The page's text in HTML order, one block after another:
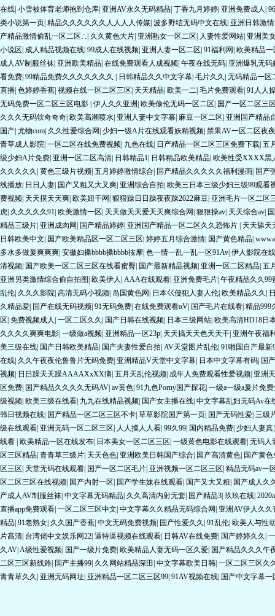
类小说第一页|精品久久久久久久人人人人传媒|波多野结无码中文在线|亚洲日韩激
产精品激情偷乱一区二区∴| 久久黄色大片 |亚洲熟女一区二区|人妻性爱网站|亚洲美
小说区|成人精品视频在线| 99成人在线视频|亚洲人妻一区二区 | 91福利网|欧美精品
成人AV制服丝袜|亚洲欧美精品| 在线免费观看人成视频 |午夜在线无码|亚洲爆乳无码
看免费|99精品免费久久久久久久久| 日韩精品久久中文字幕|毛片久久| 无码精品一区
直播 |色婷婷香蕉 |视频在线一区二区三区|天天精品|欧美一二|毛片免费观看|91人人
无码免费一区二区三区电影
伊人久久亚洲| 欧美偷伦无码一区二区|国产一区二区三
久久久无码软奇奇奇|欧美高潮喷水 亚洲人妻中文字幕|麻豆一区二区|亚洲国产精品
国产 |尤物com|久久性爱综合网|少妇一级A片在线观看妖精视频|禁果AV一区二区夜
青草成人影院 | 一区二区在线免费视频 九色在线|日产精品一区二区三区免费下载|五
级少妇A片免费
亚洲一区二区高清|日韩精品1|日韩精品欧美精品|欧美性受XXXX黑
久久久久久|黄色三级片视频|五月婷婷激情综合|国产精品久久久久久福利漫画|国产
线播放 |日日人妻 |国产又粗又大又爽|亚洲综合自拍|欧美三日本三级少妇三级99观看
费视频| 天天摸天天爽|欧美妞干网 |狠狠躁日日躁夜夜躁2022麻豆|亚洲毛片一区二区
虎|久久久久久91 |欧美激情一区|天天做天天爱天天爽综合网|狠狠操av|天天综合av|
精品三级片| 亚洲成肉网|国产精品婷婷|亚洲国产精品一区二区久久恐怖片|天天舔天
日韩欧美中文|国产欧美精品区一区二区三区|婷婷五月综合激情| 国产黄色精品|
多水多做爰爽爽爽|安徽妇搡bbbb搡bbbb按摩| 色一情一乱一乱一区91Av|伊人影院在
清视频 |国产欧美一区二区三区在线看蜜臀|国产最新精品视频 亚洲一区二区精品|五
亚洲另类激情综合偷自拍图|欧美伊人|AAA在线观看|亚洲免费毛片
午夜精品久久
乱伦 |久久久影院| 高清无码小视频|岛国黄色网|日本巜侵犯人妻人伦 |欧美精品久久|
久精品爱| 国产在线无码视频|91无码免费|在线免费观看αV| 国产毛片在线看|精品999
区 |免费视频成人|一区二区久久 |国产日韩在线视频|日本三级网站| 欧美高清HD18日
久久久久爽爽电影
一级做a视频 | 亚洲精品一区23p|天天搞天天色天天干|亚洲午夜福
美三级在线|国产日韩欧美精品|国产夫妻性爱自拍| AV天堂图片乱伦| 91啪国自产最
在线|久久午夜夜伦鲁鲁片无码免费|亚洲精品V天堂中文字幕 |日本中文字幕有码|国
视频| 日日躁天天躁AAAAXxXX痛| 五月天乱伦视频|成年人免费观看性爱视频|亚洲
区免费| 国产精品久久久久无码AV|av黄色|91九色Porny国产探花|一级a一级a爰片免
级视频| 欧美三级在线看 |九九在线精品视频|国产女主播在线|中文字幕乱妇无码Av在
韩日视频在线|国产精品一区二区三区不卡|草草影院国产第一页|国产无码性爱| 三级
级在线观看|亚洲无码一区二区三区|人人摸人人看|99久99|国内精品免费|少妇人妻
线看|欧美精品一区在线发布|日本美女一区二区三区|一级黄色电影在线观看|无码人
区三区精品|青青草三级片|天天色色|亚洲欧美日韩国产综合|国产高清黄色|国产黄色
区三区|天堂无码在线观看| 国产一区二区毛片|亚洲视频一区二区三区|精品无码av一
区二区三区在线视频|国产内射一区|国产学生妹在线观看 国产又大又粗|国产成人久
产成人AV制服丝袜|中文字幕无码精品|久久高清内射无套 |国产精品3 |玖玖在线|
直播app免费观看|一区二区三区中文|中文字幕久久精品无码综合网|亚洲AV伊人久久
精品
91老熟女|久久国产香蕉|中文无码免费视频 |国产性爱久久| 91乱伦|欧美人与性
片高清| 台湾佬中文娱乐网22|逼特逼视频在线观看|日韩AV在线免费| 国产婷婷久久|
久AV|A级性爱视频|国产一级片免费|欧美精品人妻无码一区久爱| 国产精品久久久午
二区三区新线路|国产主播99| 久久网站精品深田 中文字幕欧美日韩|一区二区三区久
青青草久久|亚洲无码网址|亚洲精品一区二区三区99|91AV视频在线 国产中文字幕